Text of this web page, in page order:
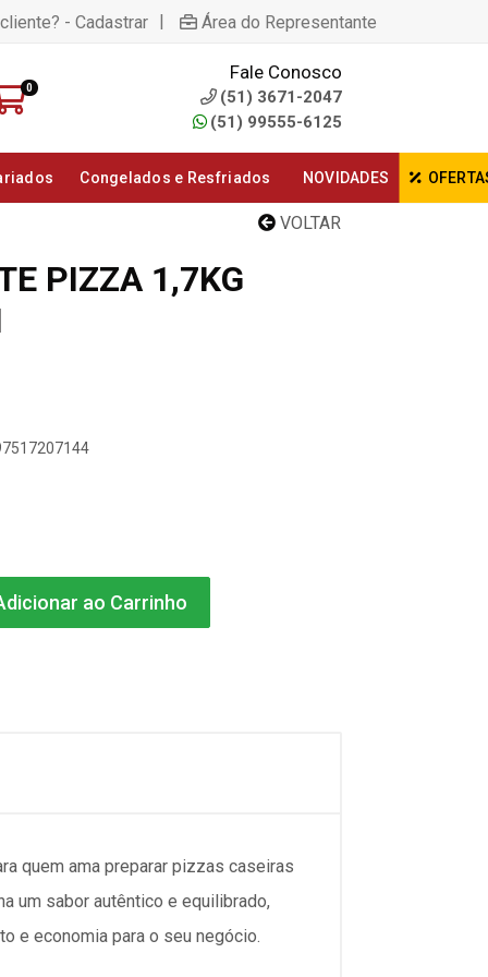
- Cadastrar | Área do Representante
0
Fale Conosco
(51) 3671-2047
(51) 99555-6125
Congelados e Resfriados NOVIDADES
VOLTAR
PIZZA 1,7KG
ao Carrinho
quem ama preparar pizzas caseiras
um sabor autêntico e equilibrado,
e economia para o seu negócio.